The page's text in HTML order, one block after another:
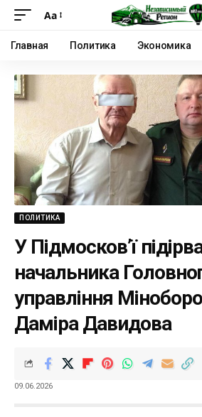
Аа
Главная Политика Экономика
ПОЛИТИКА
У Підмосков’ї
начальника
управління
Даміра Давидова
09.06.2026